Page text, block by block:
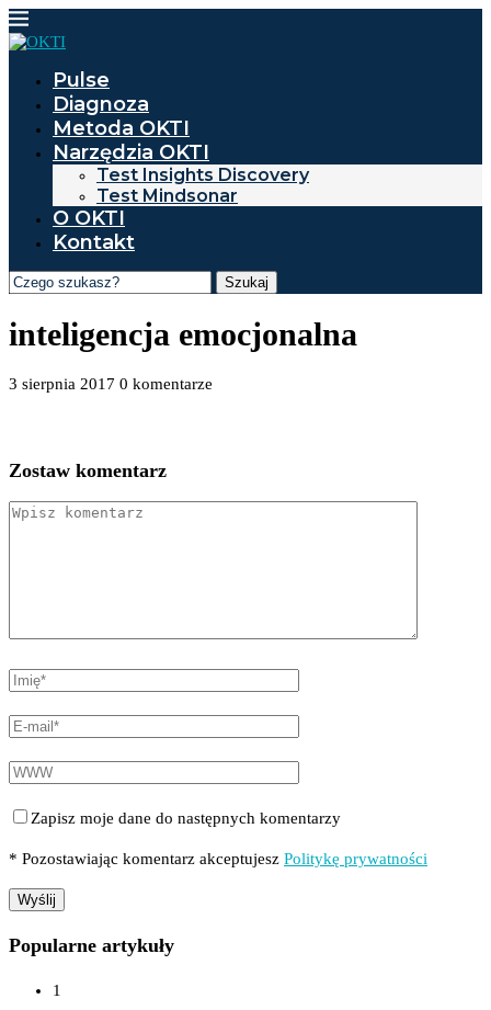
Pulse
Diagnoza
Metoda OKTI
Narzędzia OKTI
Test Insights Discovery
Test Mindsonar
O OKTI
Kontakt
Szukaj
inteligencja emocjonalna
3 sierpnia 2017 0 komentarze
Zostaw komentarz
Zapisz moje dane do następnych komentarzy
* Pozostawiając komentarz akceptujesz Politykę prywatności
Popularne artykuły
1